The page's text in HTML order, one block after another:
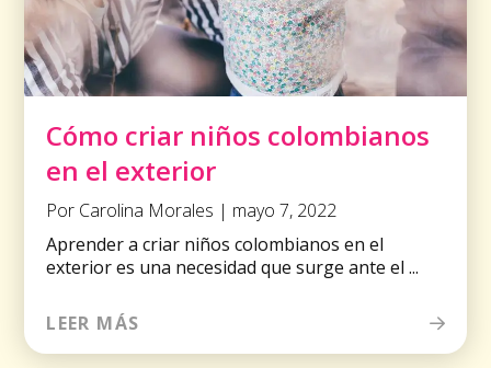
Cómo criar niños colombianos
en el exterior
Por Carolina Morales | mayo 7, 2022
Aprender a criar niños colombianos en el
exterior es una necesidad que surge ante el ...
LEER MÁS